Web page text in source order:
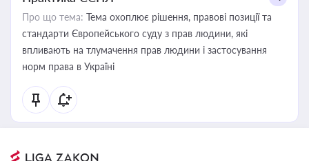
Про що тема: Тема охоплює рішення, правові позиції та
стандарти Європейського суду з прав людини, які
впливають на тлумачення прав людини і застосування
норм права в Україні